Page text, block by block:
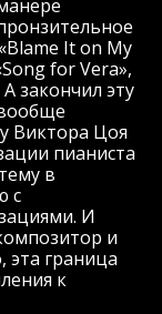
It on My
for Vera»,
закончил эту
Виктора Цоя
пианиста
в
с
И
и
эта граница
к